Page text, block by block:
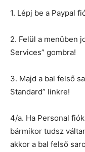
1. Lépj be a Paypal
2. Felül a menüben
Services” gombra!
3. Majd a bal felső
Standard” linkre!
4/a. Ha Personal
bármikor tudsz
akkor a bal felső